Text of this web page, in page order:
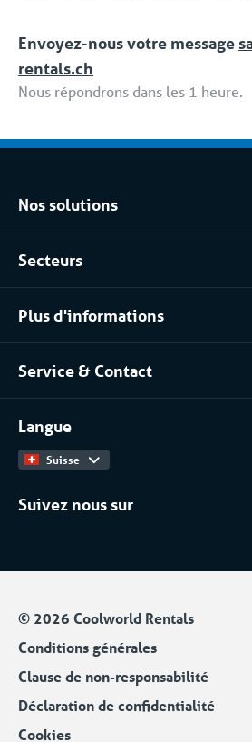
Envoyez-nous votre message
rentals.ch
Nous répondrons dans les 1 heure.
Nos solutions
Location climatisation
Location chambres positives
Location pour les process
Secteurs
Agroalimentaire
Pharma
Industrie chimique
Installateurs / Maintenanciers
Plus d'informations
À propos de nous
Notre équipe
Travailler chez
Catalogue Produits
Service & Contact
Contact
Langue
Suisse
Suivez nous sur
© 2026 Coolworld Rentals
Conditions générales
Clause de non-responsabilité
Déclaration de confidentialité
Cookies